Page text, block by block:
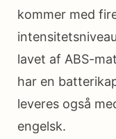
kommer med
lavet af ABS-
har en
leveres også
engelsk.